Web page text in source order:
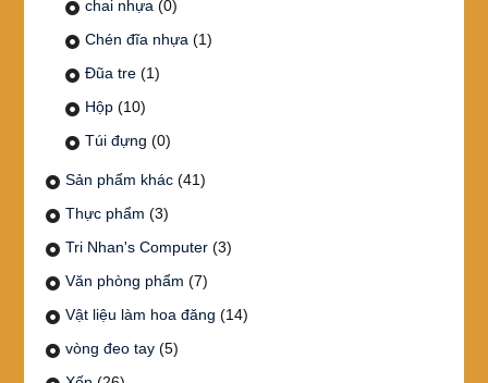
chai nhựa (0)
Chén đĩa nhựa (1)
Đũa tre (1)
Hộp (10)
Túi đựng (0)
Sản phẩm khác (41)
Thực phẩm (3)
Tri Nhan's Computer (3)
Văn phòng phẩm (7)
Vật liệu làm hoa đăng (14)
vòng đeo tay (5)